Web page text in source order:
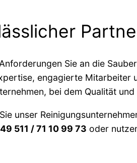
Sie an die
engagierte Mitarbeiter
bei dem Qualität
unser
511 / 71 10 99 73 oder